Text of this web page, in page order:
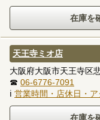
天王寺ミオ店
大阪府大阪市天王寺区
☎ 06-6776-7091
ℹ 営業時間・店休日・